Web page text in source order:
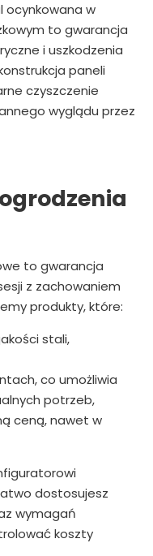
ocynkowana w
to gwarancja
i uszkodzenia
paneli
czyszczenie
wyglądu przez
to gwarancja
z zachowaniem
produkty, które:
stali,
co umożliwia
potrzeb,
ceną, nawet w
dostosujesz
wymagań
koszty